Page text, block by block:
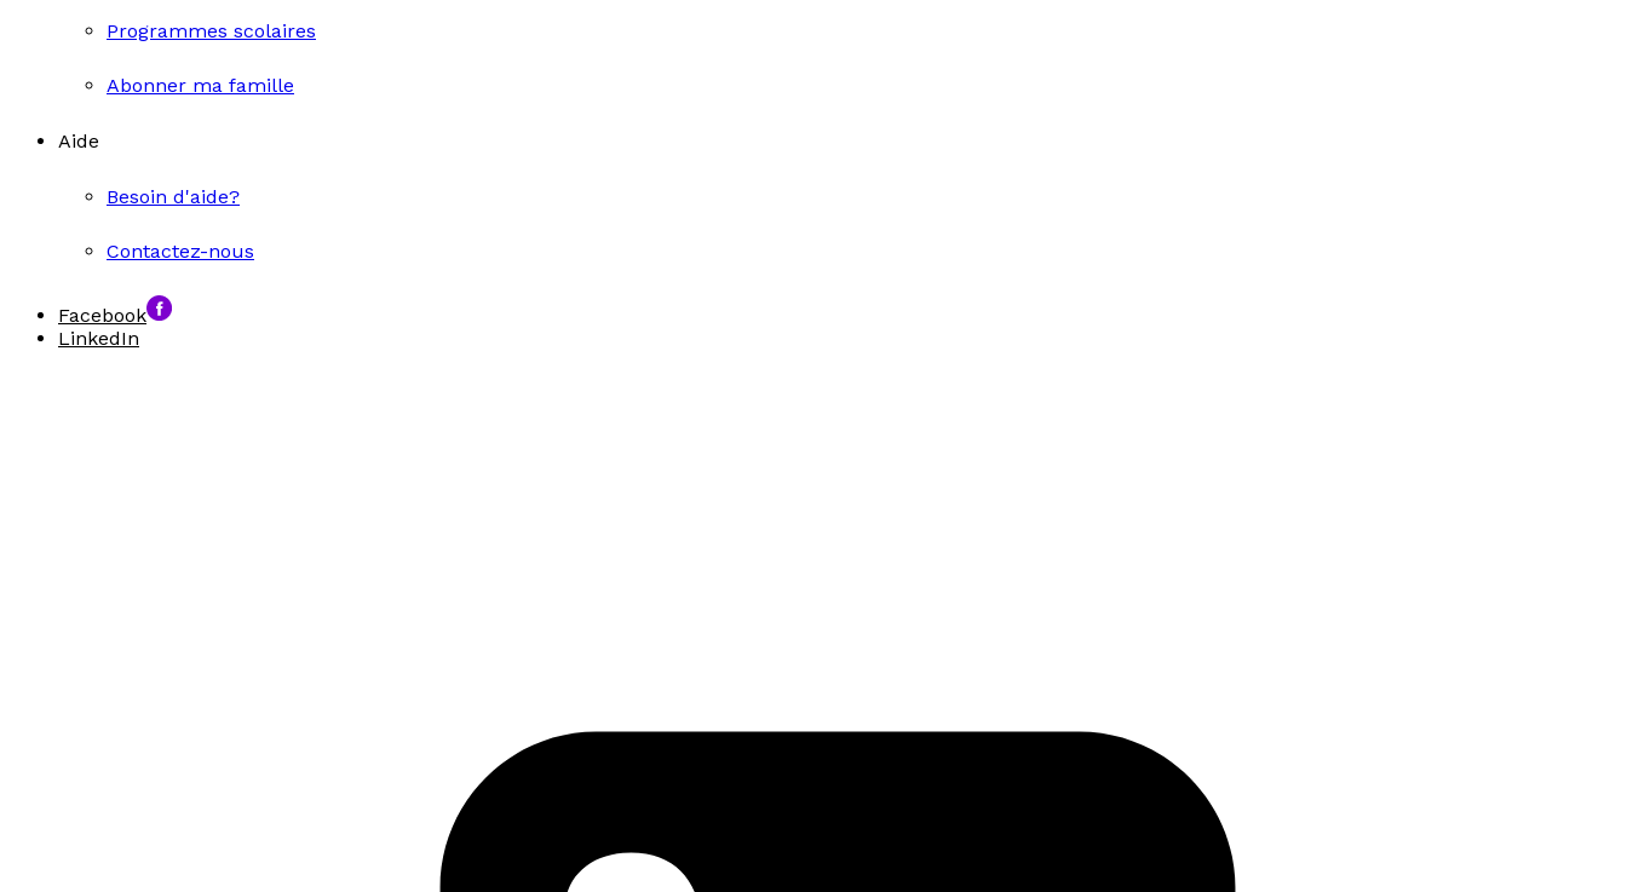
Programmes scolaires
Abonner ma famille
Aide
Besoin d'aide?
Contactez-nous
Facebook
LinkedIn